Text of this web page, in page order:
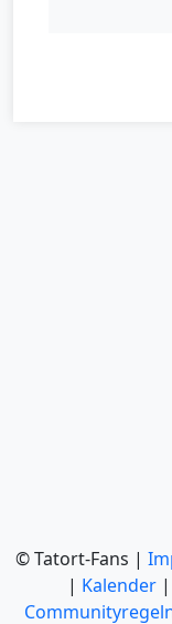
© Tatort-Fans |
| Kalender |